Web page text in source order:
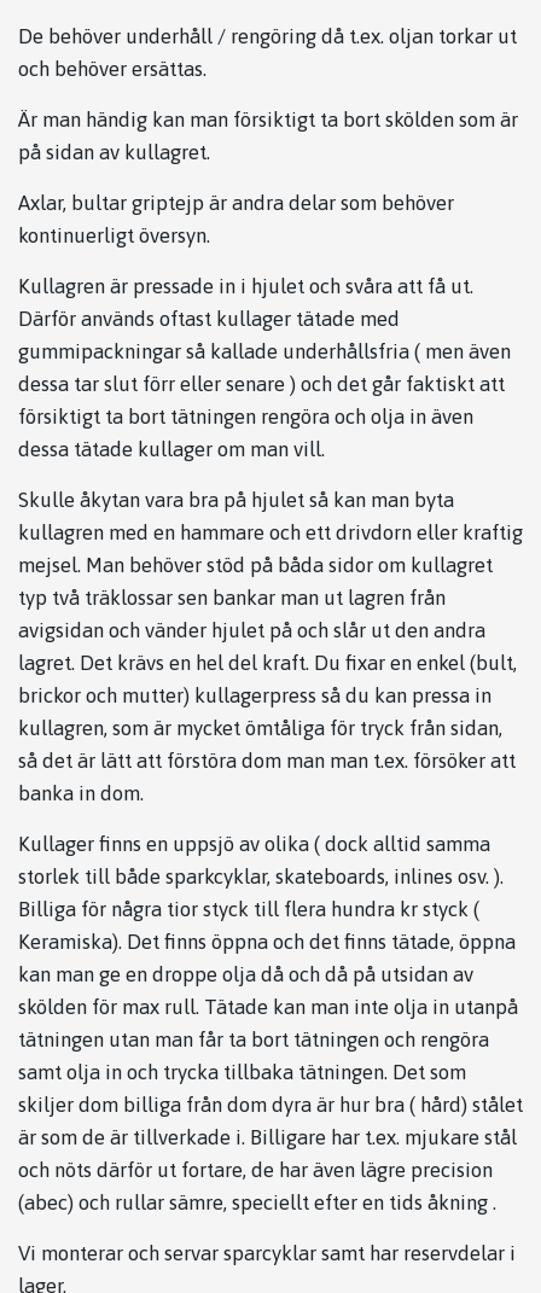
De behöver underhåll / rengöring då t.ex. oljan torkar ut
och behöver ersättas.
Är man händig kan man försiktigt ta bort skölden som är
på sidan av kullagret.
Axlar, bultar griptejp är andra delar som behöver
kontinuerligt översyn.
Kullagren är pressade in i hjulet och svåra att få ut.
Därför används oftast kullager tätade med
gummipackningar så kallade underhållsfria ( men även
dessa tar slut förr eller senare ) och det går faktiskt att
försiktigt ta bort tätningen rengöra och olja in även
dessa tätade kullager om man vill.
Skulle åkytan vara bra på hjulet så kan man byta
kullagren med en hammare och ett drivdorn eller kraftig
mejsel. Man behöver stöd på båda sidor om kullagret
typ två träklossar sen bankar man ut lagren från
avigsidan och vänder hjulet på och slår ut den andra
lagret. Det krävs en hel del kraft. Du fixar en enkel (bult,
brickor och mutter) kullagerpress så du kan pressa in
kullagren, som är mycket ömtåliga för tryck från sidan,
så det är lätt att förstöra dom man man t.ex. försöker att
banka in dom.
Kullager finns en uppsjö av olika ( dock alltid samma
storlek till både sparkcyklar, skateboards, inlines osv. ).
Billiga för några tior styck till flera hundra kr styck (
Keramiska). Det finns öppna och det finns tätade, öppna
kan man ge en droppe olja då och då på utsidan av
skölden för max rull. Tätade kan man inte olja in utanpå
tätningen utan man får ta bort tätningen och rengöra
samt olja in och trycka tillbaka tätningen. Det som
skiljer dom billiga från dom dyra är hur bra ( hård) stålet
är som de är tillverkade i. Billigare har t.ex. mjukare stål
och nöts därför ut fortare, de har även lägre precision
(abec) och rullar sämre, speciellt efter en tids åkning .
Vi monterar och servar sparcyklar samt har reservdelar i
lager.